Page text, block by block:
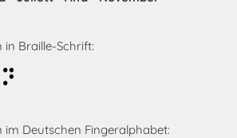
Braille-Schrift:
Deutschen Fingeralphabet: